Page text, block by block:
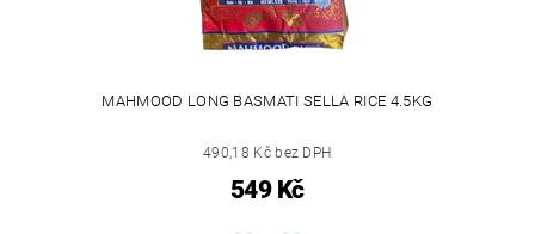
MAHMOOD LONG BASMATI SELLA RICE 4.5KG
490,18 Kč bez DPH
549 Kč